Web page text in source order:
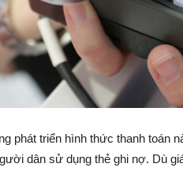
phát triển hình thức thanh toán
dân sử dụng thẻ ghi nợ. Dù